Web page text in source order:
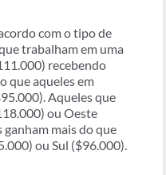
com o tipo de
trabalham em uma
recebendo
que aqueles em
Aqueles que
ou Oeste
mais do que
ou Sul ($96.000).